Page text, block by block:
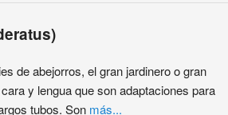
de abejorros, el gran jardinero o gran
y lengua que son adaptaciones para
tubos. Son más...